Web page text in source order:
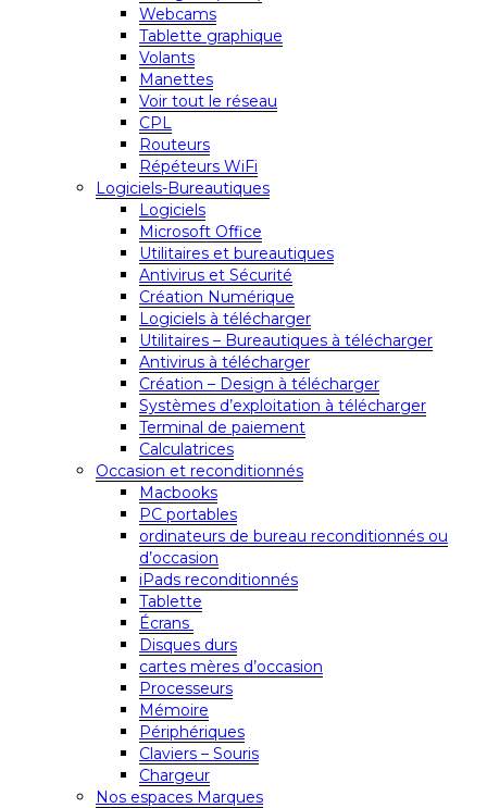
Webcams
Tablette graphique
Volants
Manettes
Voir tout le réseau
CPL
Routeurs
Répéteurs WiFi
Logiciels-Bureautiques
Logiciels
Microsoft Office
Utilitaires et bureautiques
Antivirus et Sécurité
Création Numérique
Logiciels à télécharger
Utilitaires – Bureautiques à télécharger
Antivirus à télécharger
Création – Design à télécharger
Systèmes d’exploitation à télécharger
Terminal de paiement
Calculatrices
Occasion et reconditionnés
Macbooks
PC portables
ordinateurs de bureau reconditionnés ou
d’occasion
iPads reconditionnés
Tablette
Écrans
Disques durs
cartes mères d’occasion
Processeurs
Mémoire
Périphériques
Claviers – Souris
Chargeur
Nos espaces Marques